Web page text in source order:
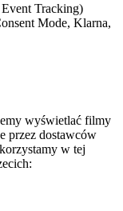
Tracking)
Mode, Klarna,
wyświetlać filmy
przez dostawców
w tej